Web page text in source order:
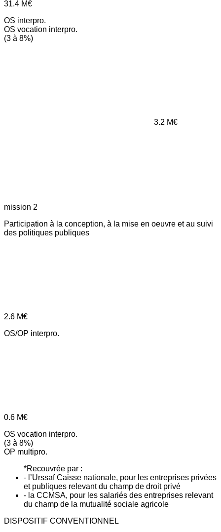
31.4 M€
OS interpro.
OS vocation interpro.
(3 à 8%)
3.2 M€
mission 2
Participation à la conception, à la mise en oeuvre et au suivi
des politiques publiques
2.6 M€
OS/OP interpro.
0.6 M€
OS vocation interpro.
(3 à 8%)
OP multipro.
*Recouvrée par :
- l’Urssaf Caisse nationale, pour les entreprises privées
et publiques relevant du champ de droit privé
- la CCMSA, pour les salariés des entreprises relevant
du champ de la mutualité sociale agricole
DISPOSITIF CONVENTIONNEL